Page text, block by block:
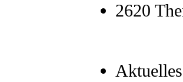
2620
Aktuelles